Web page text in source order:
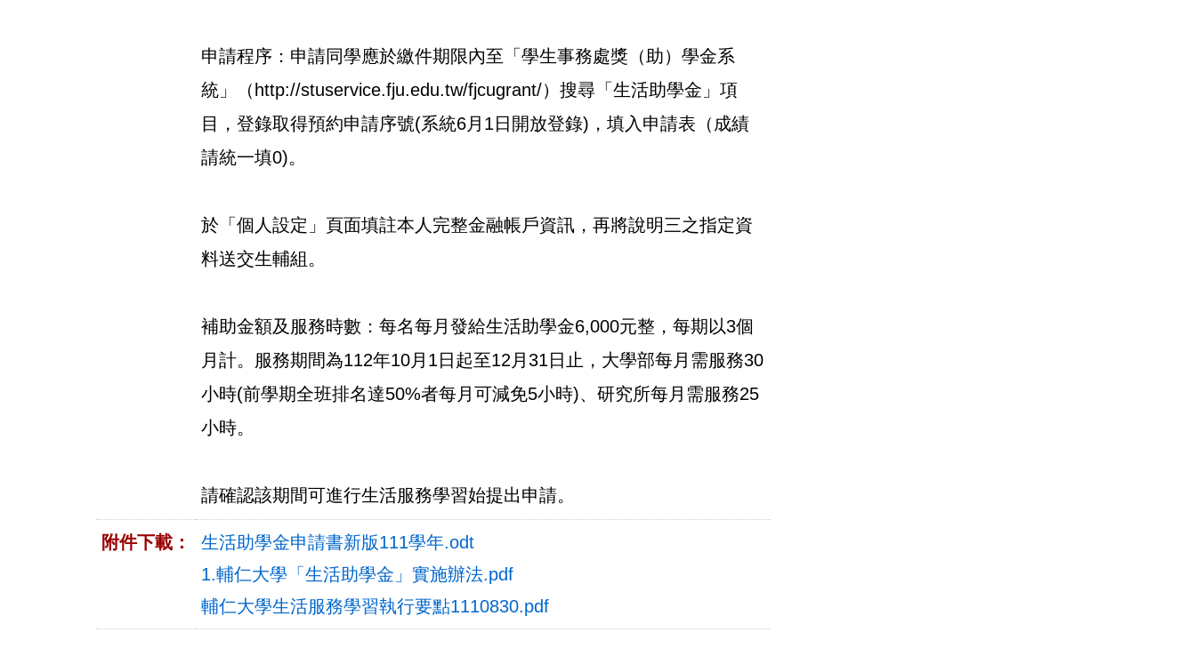
申請程序：申請同學應於繳件期限內至「學生事務處獎（助）學金系
統」（http://stuservice.fju.edu.tw/fjcugrant/）搜尋「生活助學金」項
目，登錄取得預約申請序號(系統6月1日開放登錄)，填入申請表（成績
請統一填0)。
於「個人設定」頁面填註本人完整金融帳戶資訊，再將說明三之指定資
料送交生輔組。
補助金額及服務時數：每名每月發給生活助學金6,000元整，每期以3個
月計。服務期間為112年10月1日起至12月31日止，大學部每月需服務30
小時(前學期全班排名達50%者每月可減免5小時)、研究所每月需服務25
小時。
請確認該期間可進行生活服務學習始提出申請。
附件下載：
生活助學金申請書新版111學年.odt
1.輔仁大學「生活助學金」實施辦法.pdf
輔仁大學生活服務學習執行要點1110830.pdf